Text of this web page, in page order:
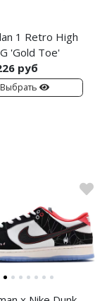
1 Retro High
'Gold Toe'
руб
Выбрать